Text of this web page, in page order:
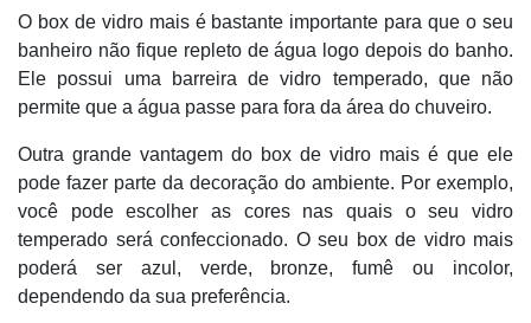
O box de vidro mais é bastante importante para que o seu
banheiro não fique repleto de água logo depois do banho.
Ele possui uma barreira de vidro temperado, que não
permite que a água passe para fora da área do chuveiro.
Outra grande vantagem do box de vidro mais é que ele
pode fazer parte da decoração do ambiente. Por exemplo,
você pode escolher as cores nas quais o seu vidro
temperado será confeccionado. O seu box de vidro mais
poderá ser azul, verde, bronze, fumê ou incolor,
dependendo da sua preferência.